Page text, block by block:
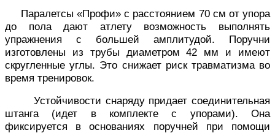
Паралетсы «Профи» с расстоянием 70 см от упора
до пола дают атлету возможность выполнять
упражнения с большей амплитудой. Поручни
изготовлены из трубы диаметром 42 мм и имеют
скругленные углы. Это снижает риск травматизма во
время тренировок.
Устойчивости снаряду придает соединительная
штанга (идет в комплекте с упорами). Она
фиксируется в основаниях поручней при помощи